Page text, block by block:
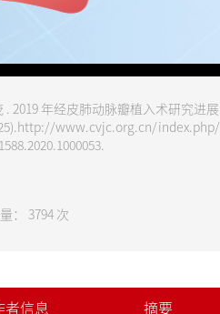
2019 年经皮肺动脉瓣植入术研究进
25).http://www.cvjc.org.cn/
： 3794 次
者信息 摘要